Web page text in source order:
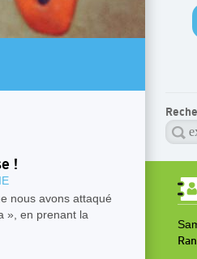
!
nous avons attaqué
», en prenant la